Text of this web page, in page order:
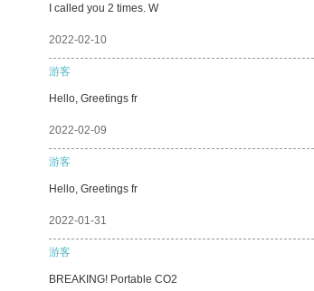
I called you 2 times. W
2022-02-10
游客
Hello, Greetings fr
2022-02-09
游客
Hello, Greetings fr
2022-01-31
游客
BREAKING! Portable CO2